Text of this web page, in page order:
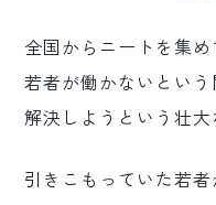
全国からニートを集め
若者が働かないとい
解決しようという壮大
引きこもっていた若者